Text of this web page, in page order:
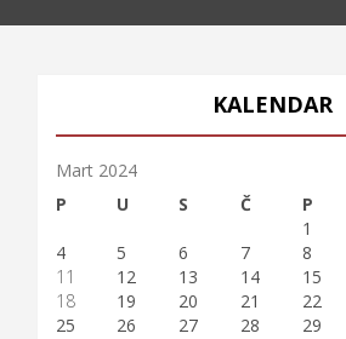
KALENDAR
Mart 2024
P
U S Č P
1
4
5 6 7 8
11
12 13 14 15
18
19 20 21 22
25
26 27 28 29